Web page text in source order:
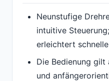
Neunstufige
intuitive
erleichtert
Die Bedienung gilt
und